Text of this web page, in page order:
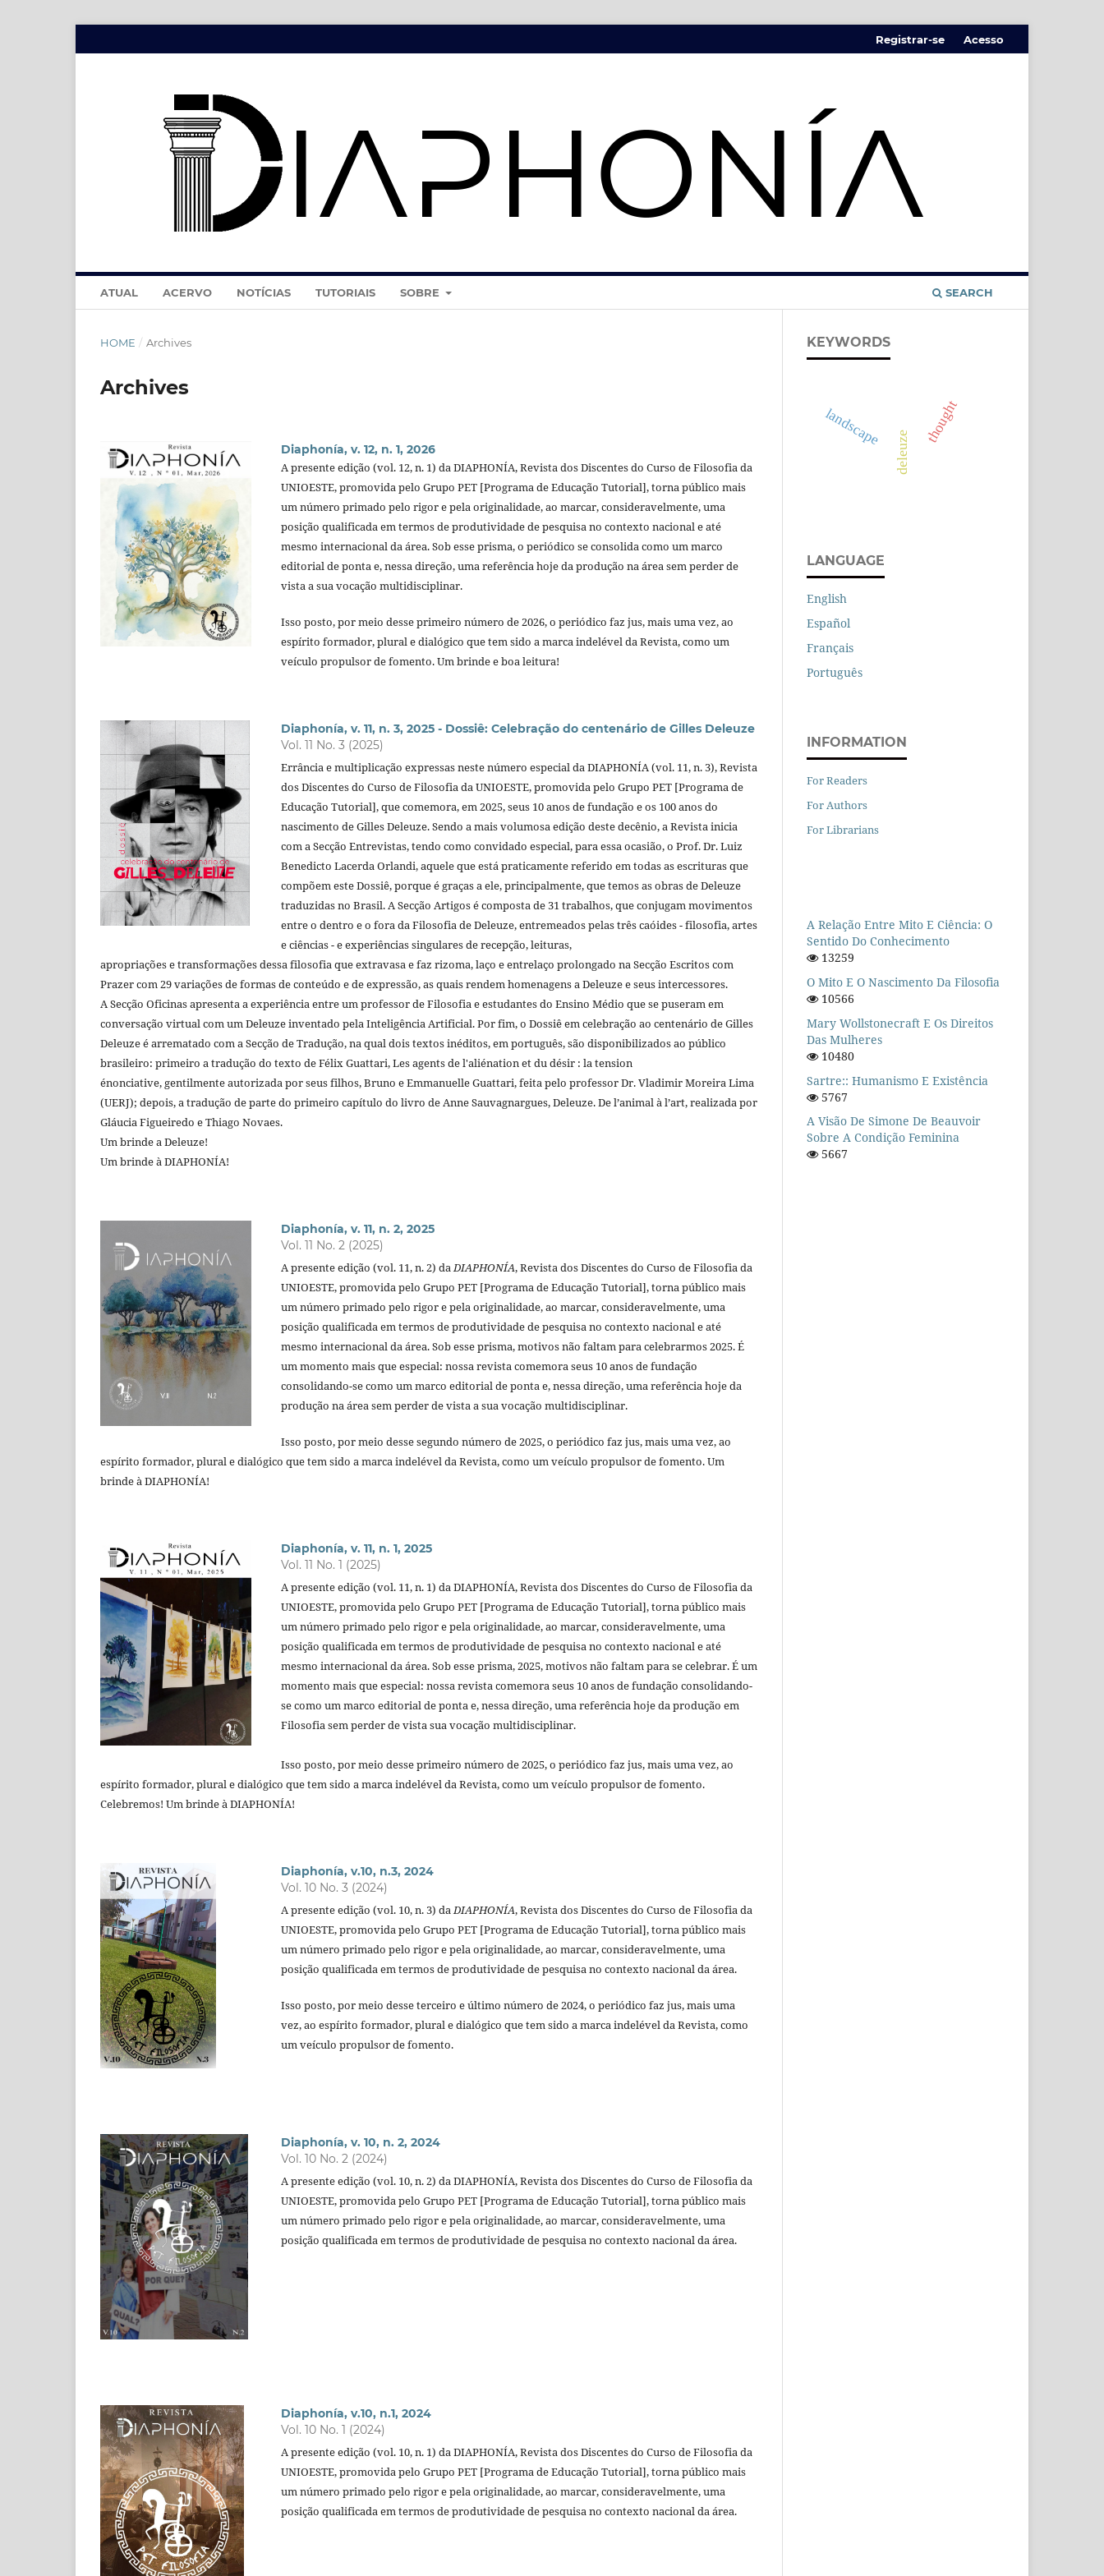
ATUAL ACERVO NOTÍCIAS TUTORIAIS SOBRE SEARCH
Registrar-se Acesso
HOME / Archives
Archives
Diaphonía, v. 12, n. 1, 2026
A presente edição (vol. 12, n. 1) da DIAPHONÍA, Revista dos Discentes do Curso de Filosofia da
UNIOESTE, promovida pelo Grupo PET [Programa de Educação Tutorial], torna público mais
um número primado pelo rigor e pela originalidade, ao marcar, consideravelmente, uma
posição qualificada em termos de produtividade de pesquisa no contexto nacional e até
mesmo internacional da área. Sob esse prisma, o periódico se consolida como um marco
editorial de ponta e, nessa direção, uma referência hoje da produção na área sem perder de
vista a sua vocação multidisciplinar.
Isso posto, por meio desse primeiro número de 2026, o periódico faz jus, mais uma vez, ao
espírito formador, plural e dialógico que tem sido a marca indelével da Revista, como um
veículo propulsor de fomento. Um brinde e boa leitura!
Diaphonía, v. 11, n. 3, 2025 - Dossiê: Celebração do centenário de Gilles Deleuze
Vol. 11 No. 3 (2025)
Errância e multiplicação expressas neste número especial da DIAPHONÍA (vol. 11, n. 3), Revista
dos Discentes do Curso de Filosofia da UNIOESTE, promovida pelo Grupo PET [Programa de
Educação Tutorial], que comemora, em 2025, seus 10 anos de fundação e os 100 anos do
nascimento de Gilles Deleuze. Sendo a mais volumosa edição deste decênio, a Revista inicia
com a Secção Entrevistas, tendo como convidado especial, para essa ocasião, o Prof. Dr. Luiz
Benedicto Lacerda Orlandi, aquele que está praticamente referido em todas as escrituras que
compõem este Dossiê, porque é graças a ele, principalmente, que temos as obras de Deleuze
traduzidas no Brasil. A Secção Artigos é composta de 31 trabalhos, que conjugam movimentos
entre o dentro e o fora da Filosofia de Deleuze, entremeados pelas três caóides - filosofia, artes
e ciências - e experiências singulares de recepção, leituras,
apropriações e transformações dessa filosofia que extravasa e faz rizoma, laço e entrelaço prolongado na Secção Escritos com
Prazer com 29 variações de formas de conteúdo e de expressão, as quais rendem homenagens a Deleuze e seus intercessores.
A Secção Oficinas apresenta a experiência entre um professor de Filosofia e estudantes do Ensino Médio que se puseram em
conversação virtual com um Deleuze inventado pela Inteligência Artificial. Por fim, o Dossiê em celebração ao centenário de Gilles
Deleuze é arrematado com a Secção de Tradução, na qual dois textos inéditos, em português, são disponibilizados ao público
brasileiro: primeiro a tradução do texto de Félix Guattari, Les agents de l'aliénation et du désir : la tension
énonciative, gentilmente autorizada por seus filhos, Bruno e Emmanuelle Guattari, feita pelo professor Dr. Vladimir Moreira Lima
(UERJ); depois, a tradução de parte do primeiro capítulo do livro de Anne Sauvagnargues, Deleuze. De l’animal à l’art, realizada por
Gláucia Figueiredo e Thiago Novaes.
Um brinde a Deleuze!
Um brinde à DIAPHONÍA!
Diaphonía, v. 11, n. 2, 2025
Vol. 11 No. 2 (2025)
A presente edição (vol. 11, n. 2) daDIAPHONÍA, Revista dos Discentes do Curso de Filosofia da
UNIOESTE, promovida pelo Grupo PET [Programa de Educação Tutorial], torna público mais
um número primado pelo rigor e pela originalidade, ao marcar, consideravelmente, uma
posição qualificada em termos de produtividade de pesquisa no contexto nacional e até
mesmo internacional da área. Sob esse prisma, motivos não faltam para celebrarmos 2025. É
um momento mais que especial: nossa revista comemora seus 10 anos de fundação
consolidando-se como um marco editorial de ponta e, nessa direção, uma referência hoje da
produção na área sem perder de vista a sua vocação multidisciplinar.
Isso posto, por meio desse segundo número de 2025, o periódico faz jus, mais uma vez, ao
espírito formador, plural e dialógico que tem sido a marca indelével da Revista, como um veículo propulsor de fomento. Um
brinde à DIAPHONÍA!
Diaphonía, v. 11, n. 1, 2025
Vol. 11 No. 1 (2025)
A presente edição (vol. 11, n. 1) da DIAPHONÍA, Revista dos Discentes do Curso de Filosofia da
UNIOESTE, promovida pelo Grupo PET [Programa de Educação Tutorial], torna público mais
um número primado pelo rigor e pela originalidade, ao marcar, consideravelmente, uma
posição qualificada em termos de produtividade de pesquisa no contexto nacional e até
mesmo internacional da área. Sob esse prisma, 2025, motivos não faltam para se celebrar. É um
momento mais que especial: nossa revista comemora seus 10 anos de fundação consolidando-
se como um marco editorial de ponta e, nessa direção, uma referência hoje da produção em
Filosofia sem perder de vista sua vocação multidisciplinar.
Isso posto, por meio desse primeiro número de 2025, o periódico faz jus, mais uma vez, ao
espírito formador, plural e dialógico que tem sido a marca indelével da Revista, como um veículo propulsor de fomento.
Celebremos! Um brinde à DIAPHONÍA!
Diaphonía, v.10, n.3, 2024
Vol. 10 No. 3 (2024)
A presente edição (vol. 10, n. 3) daDIAPHONÍA, Revista dos Discentes do Curso de Filosofia da
UNIOESTE, promovida pelo Grupo PET [Programa de Educação Tutorial], torna público mais
um número primado pelo rigor e pela originalidade, ao marcar, consideravelmente, uma
posição qualificada em termos de produtividade de pesquisa no contexto nacional da área.
Isso posto, por meio desse terceiro e último número de 2024, o periódico faz jus, mais uma
vez, ao espírito formador, plural e dialógico que tem sido a marca indelével da Revista, como
um veículo propulsor de fomento.
Diaphonía, v. 10, n. 2, 2024
Vol. 10 No. 2 (2024)
A presente edição (vol. 10, n. 2) da DIAPHONÍA, Revista dos Discentes do Curso de Filosofia da
UNIOESTE, promovida pelo Grupo PET [Programa de Educação Tutorial], torna público mais
um número primado pelo rigor e pela originalidade, ao marcar, consideravelmente, uma
posição qualificada em termos de produtividade de pesquisa no contexto nacional da área.
Diaphonía, v.10, n.1, 2024
Vol. 10 No. 1 (2024)
A presente edição (vol. 10, n. 1) da DIAPHONÍA, Revista dos Discentes do Curso de Filosofia da
UNIOESTE, promovida pelo Grupo PET [Programa de Educação Tutorial], torna público mais
um número primado pelo rigor e pela originalidade, ao marcar, consideravelmente, uma
posição qualificada em termos de produtividade de pesquisa no contexto nacional da área.
KEYWORDS
deleuze
landscape thought
LANGUAGE
English
Español
Français
Português
INFORMATION
For Readers
For Authors
For Librarians
A Relação Entre Mito E Ciência: O
Sentido Do Conhecimento
13259
O Mito E O Nascimento Da Filosofia
10566
Mary Wollstonecraft E Os Direitos
Das Mulheres
10480
Sartre:: Humanismo E Existência
5767
A Visão De Simone De Beauvoir
Sobre A Condição Feminina
5667